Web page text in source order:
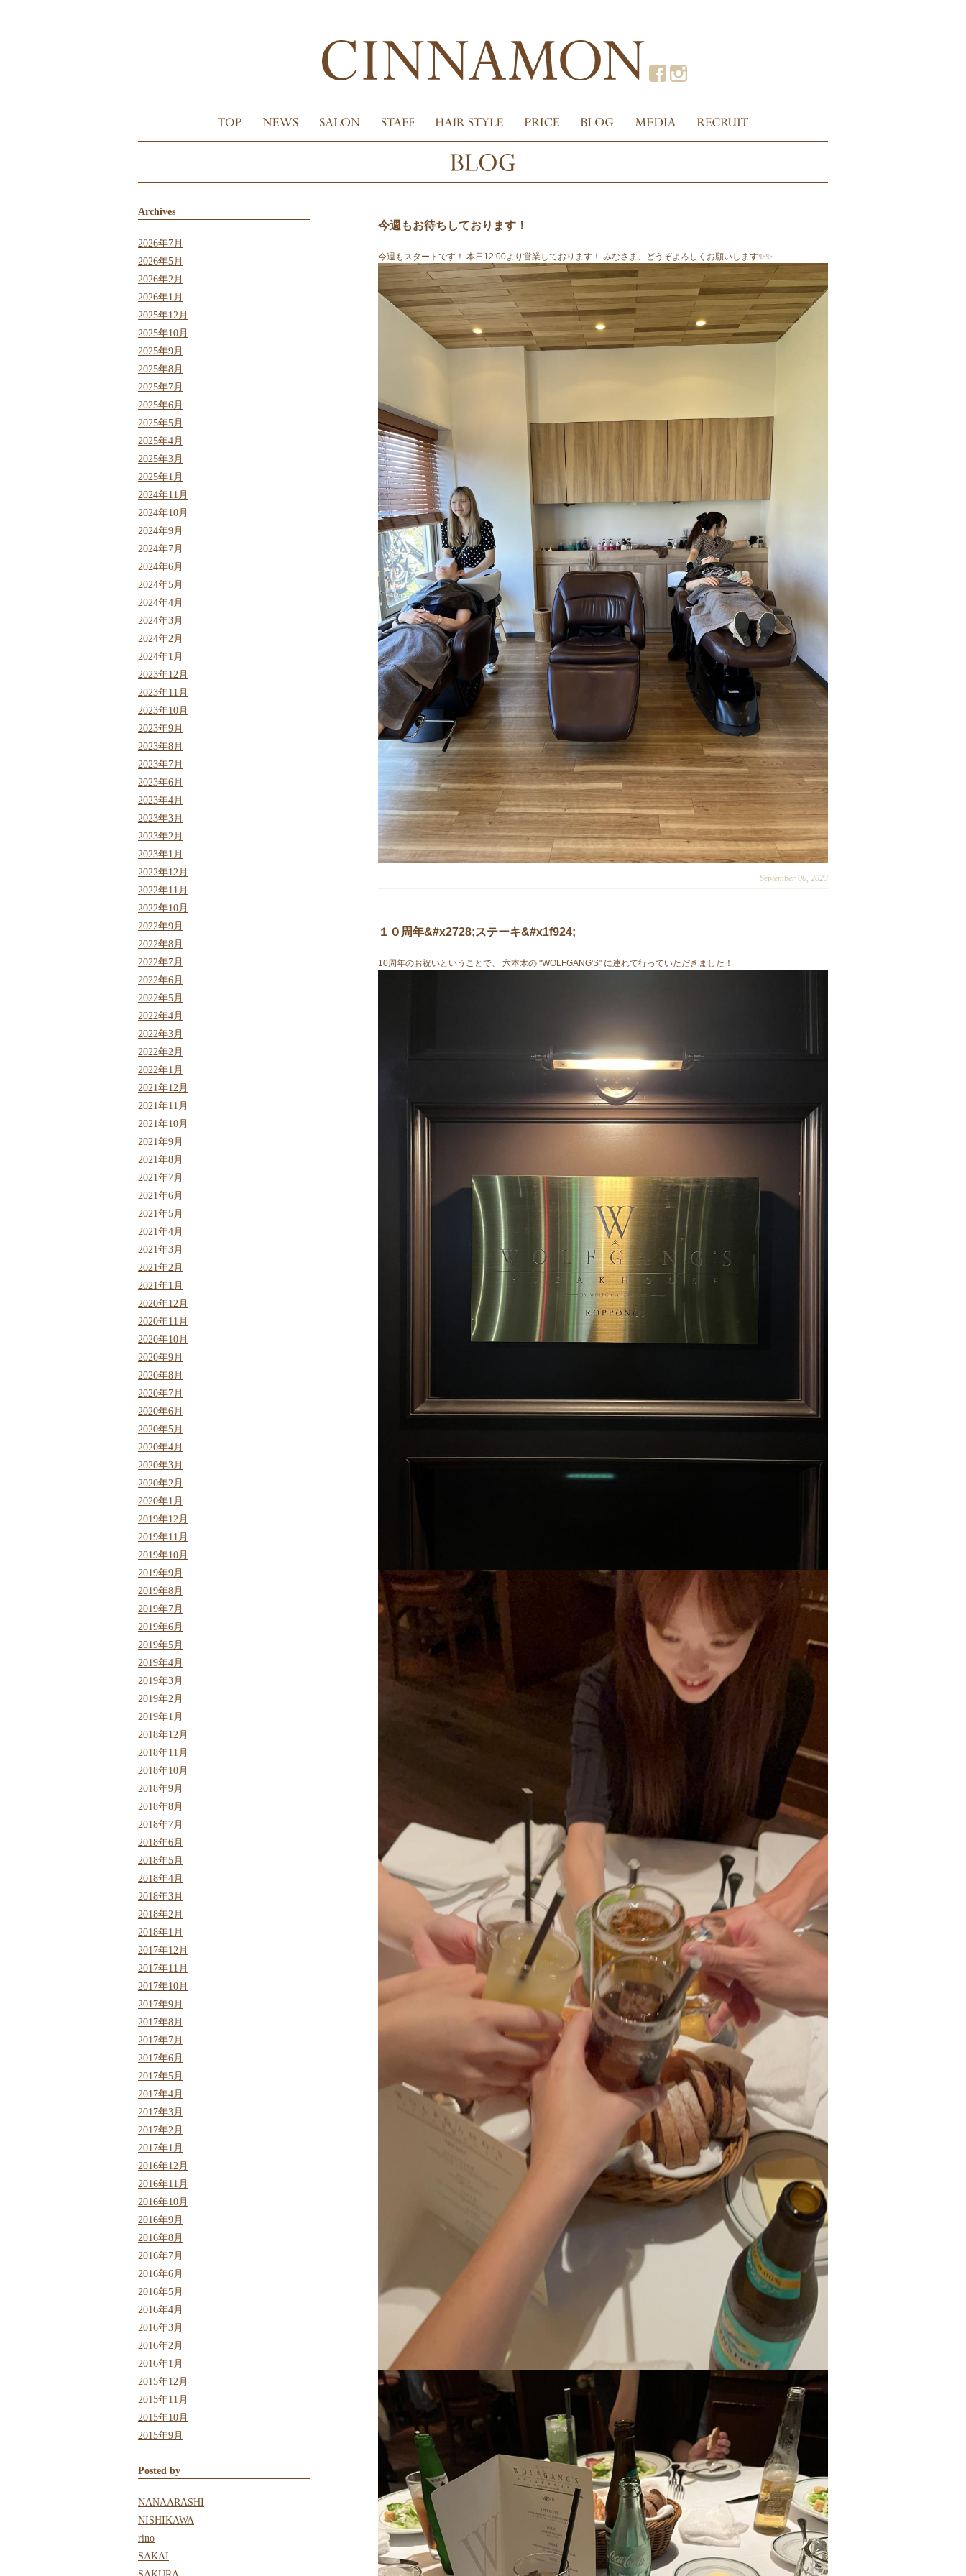
今週もお待ちしております！
今週もスタートです！ 本日12:00より営業しております！ みなさま、どうぞよろしくお願いします✨✨
September 06, 2023
１０周年&#x2728;ステーキ&#x1f924;
10周年のお祝いということで、 六本木の "WOLFGANG'S" に連れて行っていただきました！
Archives
2026年7月
2026年5月
2026年2月
2026年1月
2025年12月
2025年10月
2025年9月
2025年8月
2025年7月
2025年6月
2025年5月
2025年4月
2025年3月
2025年1月
2024年11月
2024年10月
2024年9月
2024年7月
2024年6月
2024年5月
2024年4月
2024年3月
2024年2月
2024年1月
2023年12月
2023年11月
2023年10月
2023年9月
2023年8月
2023年7月
2023年6月
2023年4月
2023年3月
2023年2月
2023年1月
2022年12月
2022年11月
2022年10月
2022年9月
2022年8月
2022年7月
2022年6月
2022年5月
2022年4月
2022年3月
2022年2月
2022年1月
2021年12月
2021年11月
2021年10月
2021年9月
2021年8月
2021年7月
2021年6月
2021年5月
2021年4月
2021年3月
2021年2月
2021年1月
2020年12月
2020年11月
2020年10月
2020年9月
2020年8月
2020年7月
2020年6月
2020年5月
2020年4月
2020年3月
2020年2月
2020年1月
2019年12月
2019年11月
2019年10月
2019年9月
2019年8月
2019年7月
2019年6月
2019年5月
2019年4月
2019年3月
2019年2月
2019年1月
2018年12月
2018年11月
2018年10月
2018年9月
2018年8月
2018年7月
2018年6月
2018年5月
2018年4月
2018年3月
2018年2月
2018年1月
2017年12月
2017年11月
2017年10月
2017年9月
2017年8月
2017年7月
2017年6月
2017年5月
2017年4月
2017年3月
2017年2月
2017年1月
2016年12月
2016年11月
2016年10月
2016年9月
2016年8月
2016年7月
2016年6月
2016年5月
2016年4月
2016年3月
2016年2月
2016年1月
2015年12月
2015年11月
2015年10月
2015年9月
Posted by
NANAARASHI
NISHIKAWA
rino
SAKAI